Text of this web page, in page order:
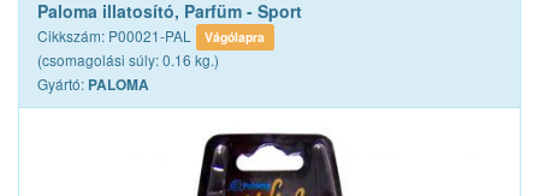
Paloma illatosító, Parfüm - Sport
Cikkszám: P00021-PAL Vágólapra
(csomagolási súly: 0.16 kg.)
Gyártó: PALOMA